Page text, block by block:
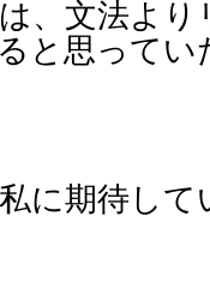
、文法よ
と思って
に期待し